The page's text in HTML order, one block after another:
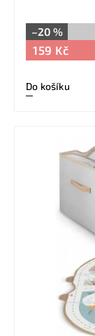
–20 %
159 Kč
Do košíku